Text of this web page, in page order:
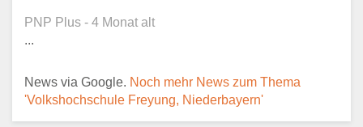
Ansprechpartner
E-Mail*
PNP Plus - 4 Monat alt
...
News via Google. Noch mehr News zum Thema
'Volkshochschule Freyung, Niederbayern'